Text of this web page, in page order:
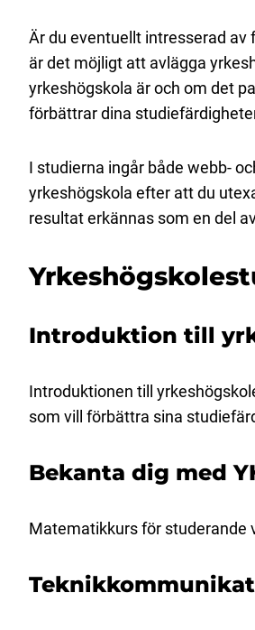
Är du eventuellt intresserad
är det möjligt att avlägga
yrkeshögskola är och om det
förbättrar dina
I studierna ingår både webb-
yrkeshögskola efter att du
resultat erkännas som en del
Introduktion till
Introduktionen till
som vill förbättra sina
Bekanta dig med
Matematikkurs för studerande